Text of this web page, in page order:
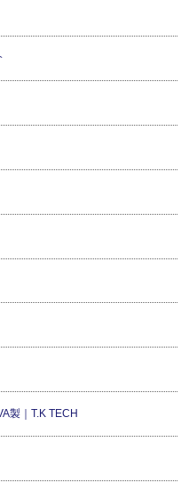
製｜T.K TECH